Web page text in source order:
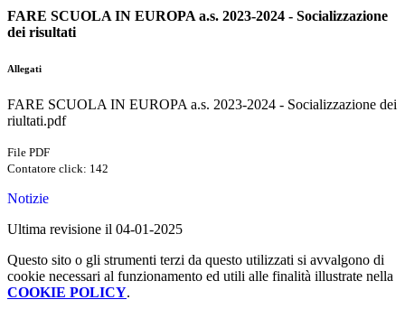
FARE SCUOLA IN EUROPA a.s. 2023-2024 - Socializzazione
dei risultati
Allegati
FARE SCUOLA IN EUROPA a.s. 2023-2024 - Socializzazione dei
riultati.pdf
File PDF
Contatore click: 142
Notizie
Ultima revisione il 04-01-2025
Questo sito o gli strumenti terzi da questo utilizzati si avvalgono di
cookie necessari al funzionamento ed utili alle finalità illustrate nella
COOKIE POLICY.